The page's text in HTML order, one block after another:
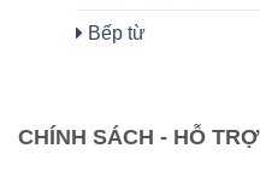
Bếp từ
CHÍNH SÁCH - HỖ TRỢ